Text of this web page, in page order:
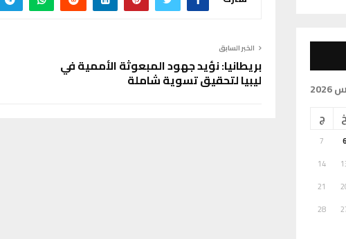
الخبر السابق
بريطانيا: نؤيد جهود المبعوثة الأممية في
ليبيا لتحقيق تسوية شاملة
خ ج
6
7
14
21
28